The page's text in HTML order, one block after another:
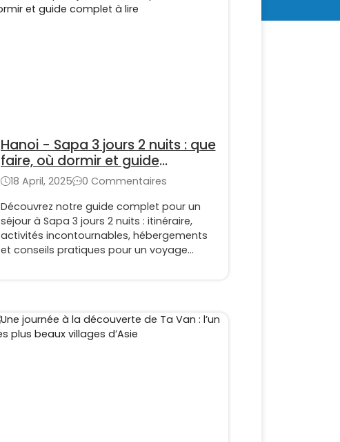
Hanoi - Sapa 3 jours 2 nuits : que
faire, où dormir et guide
complet à lire
18 April, 2025
0 Commentaires
Découvrez notre guide complet pour un
séjour à Sapa 3 jours 2 nuits : itinéraire,
activités incontournables, hébergements
et conseils pratiques pour un voyage